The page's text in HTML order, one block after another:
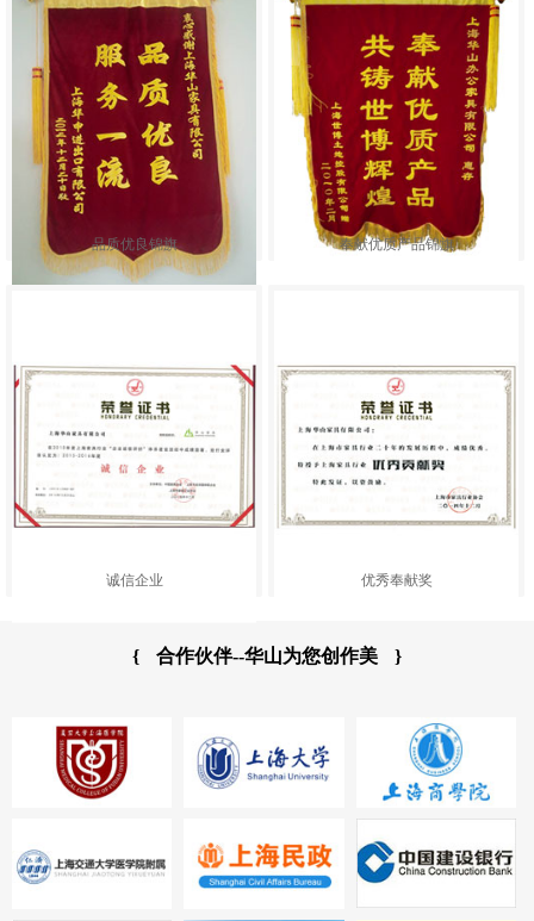
品质优良锦旗 奉献优质产品锦旗
诚信企业 优秀奉献奖
{ 合作伙伴--华山为您创作美 }